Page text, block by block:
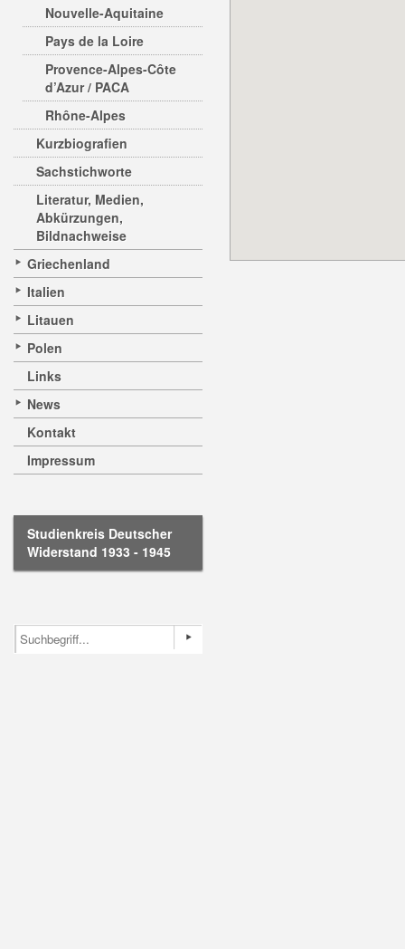
Nouvelle-Aquitaine
Pays de la Loire
Provence-Alpes-Côte
d’Azur / PACA
Rhône-Alpes
Kurzbiografien
Sachstichworte
Literatur, Medien,
Abkürzungen,
Bildnachweise
Griechenland
Italien
Litauen
Polen
Links
News
Kontakt
Impressum
Studienkreis Deutscher
Widerstand 1933 - 1945